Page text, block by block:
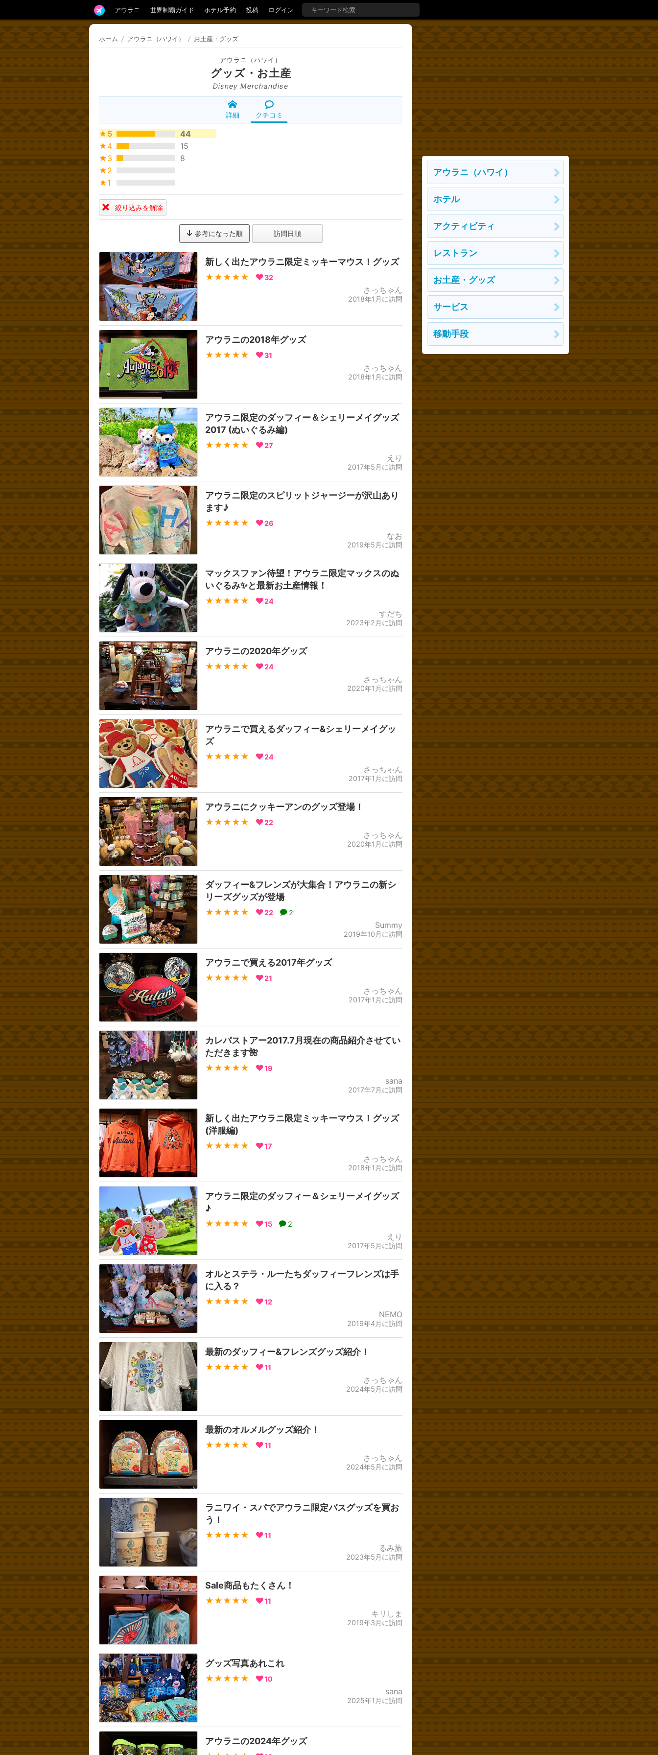
アウラニ 世界制覇ガイド ホテル予約 投稿 ログイン
ホーム / アウラニ（ハワイ） / お土産・グッズ
アウラニ（ハワイ）
グッズ・お土産
Disney Merchandise
詳細 クチコミ
★5
44
★4
15
★3
8
★2
★1
絞り込みを解除
参考になった順 訪問日順
新しく出たアウラニ限定ミッキーマウス！グッズ
★★★★★ 32
さっちゃん
2018年1月に訪問
アウラニの2018年グッズ
★★★★★ 31
さっちゃん
2018年1月に訪問
アウラニ限定のダッフィー＆シェリーメイグッズ
2017 (ぬいぐるみ編)
★★★★★ 27
えり
2017年5月に訪問
アウラニ限定のスピリットジャージーが沢山あり
ます♪
★★★★★ 26
なお
2019年5月に訪問
マックスファン待望！アウラニ限定マックスのぬ
いぐるみ✨と最新お土産情報！
★★★★★ 24
すだち
2023年2月に訪問
アウラニの2020年グッズ
★★★★★ 24
さっちゃん
2020年1月に訪問
アウラニで買えるダッフィー&シェリーメイグッ
ズ
★★★★★ 24
さっちゃん
2017年1月に訪問
アウラニにクッキーアンのグッズ登場！
★★★★★ 22
さっちゃん
2020年1月に訪問
ダッフィー&フレンズが大集合！アウラニの新シ
リーズグッズが登場
★★★★★ 22 2
Summy
2019年10月に訪問
アウラニで買える2017年グッズ
★★★★★ 21
さっちゃん
2017年1月に訪問
カレパストアー2017.7月現在の商品紹介させてい
ただきます🌺
★★★★★ 19
sana
2017年7月に訪問
新しく出たアウラニ限定ミッキーマウス！グッズ
(洋服編)
★★★★★ 17
さっちゃん
2018年1月に訪問
アウラニ限定のダッフィー＆シェリーメイグッズ
♪
★★★★★ 15 2
えり
2017年5月に訪問
オルとステラ・ルーたちダッフィーフレンズは手
に入る？
★★★★★ 12
NEMO
2019年4月に訪問
最新のダッフィー&フレンズグッズ紹介！
★★★★★ 11
さっちゃん
2024年5月に訪問
最新のオルメルグッズ紹介！
★★★★★ 11
さっちゃん
2024年5月に訪問
ラニワイ・スパでアウラニ限定バスグッズを買お
う！
★★★★★ 11
るみ旅
2023年5月に訪問
Sale商品もたくさん！
★★★★★ 11
キリしま
2019年3月に訪問
グッズ写真あれこれ
★★★★★ 10
sana
2025年1月に訪問
アウラニの2024年グッズ
アウラニ（ハワイ）
ホテル
アクティビティ
レストラン
お土産・グッズ
サービス
移動手段